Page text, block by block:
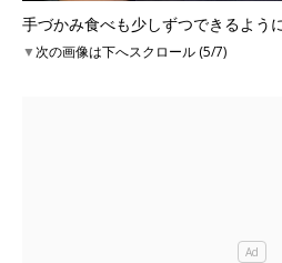
手づかみ食べも少しずつできるよう
▼次の画像は下へスクロール (5/7)